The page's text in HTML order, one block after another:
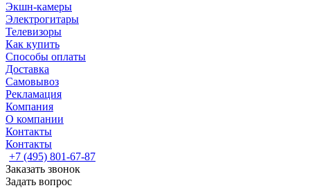
Экшн-камеры
Электрогитары
Телевизоры
Как купить
Способы оплаты
Доставка
Самовывоз
Рекламация
Компания
О компании
Контакты
Контакты
+7 (495) 801-67-87
Заказать звонок
Задать вопрос